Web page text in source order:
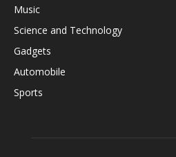
Music
Science and Technology
Gadgets
Automobile
Sports